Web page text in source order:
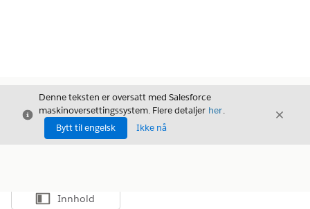
Avslutt
Denne teksten er oversatt med Salesforce
maskinoversettingssystem. Flere detaljer her.
Bytt til engelsk
Ikke nå
Avslutt
Vis innholdsfortegnelse
Innhold